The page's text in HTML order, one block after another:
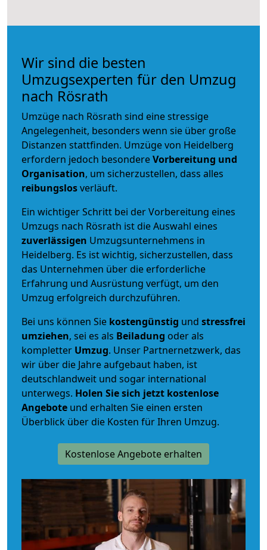
Wir sind die besten
Umzugsexperten für den Umzug
nach Rösrath
Umzüge nach Rösrath sind eine stressige
Angelegenheit, besonders wenn sie über große
Distanzen stattfinden. Umzüge von Heidelberg
erfordern jedoch besondereVorbereitung und
Organisation, um sicherzustellen, dass alles
reibungslosverläuft.
Ein wichtiger Schritt bei der Vorbereitung eines
Umzugs nach Rösrath ist die Auswahl eines
zuverlässigen Umzugsunternehmens in
Heidelberg. Es ist wichtig, sicherzustellen, dass
das Unternehmen über die erforderliche
Erfahrung und Ausrüstung verfügt, um den
Umzug erfolgreich durchzuführen.
Bei uns können Sie kostengünstig und stressfrei
umziehen, sei es als Beiladung oder als
kompletter Umzug. Unser Partnernetzwerk, das
wir über die Jahre aufgebaut haben, ist
deutschlandweit und sogar international
unterwegs. Holen Sie sich jetzt kostenlose
Angebote und erhalten Sie einen ersten
Überblick über die Kosten für Ihren Umzug.
Kostenlose Angebote erhalten